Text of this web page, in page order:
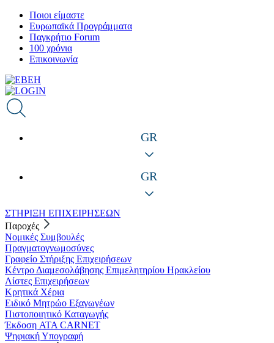
Παράκαμψη
προς
κυρίως
περιεχόμενο
Ποιοι είμαστε
Ευρωπαϊκά Προγράμματα
Παγκρήτιο Forum
100 χρόνια
Επικοινωνία
GR
GR
ΣΤΗΡΙΞΗ ΕΠΙΧΕΙΡΗΣΕΩΝ
Παροχές
Νομικές Συμβουλές
Πραγματογνωμοσύνες
Γραφείο Στήριξης Επιχειρήσεων
Κέντρο Διαμεσολάβησης Επιμελητηρίου Ηρακλείου
Λίστες Επιχειρήσεων
Κρητικά Χέρια
Ειδικό Μητρώο Εξαγωγέων
Πιστοποιητικό Καταγωγής
Έκδοση ATA CARNET
Ψηφιακή Υπογραφή